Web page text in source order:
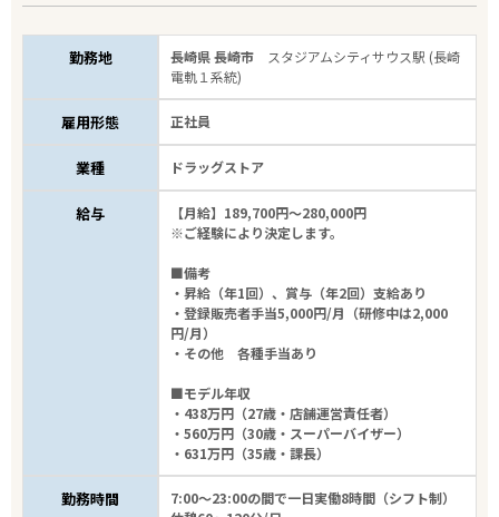
勤務地 長崎県 長崎市 スタジアムシティサウス駅 (長崎
電軌１系統)
雇用形態 正社員
業種 ドラッグストア
給与
【月給】189,700円～280,000円
※ご経験により決定します。
■備考
・昇給（年1回）、賞与（年2回）支給あり
・登録販売者手当5,000円/月（研修中は2,000
円/月）
・その他 各種手当あり
■モデル年収
・438万円（27歳・店舗運営責任者）
・560万円（30歳・スーパーバイザー）
・631万円（35歳・課長）
勤務時間
7:00～23:00の間で一日実働8時間（シフト制）